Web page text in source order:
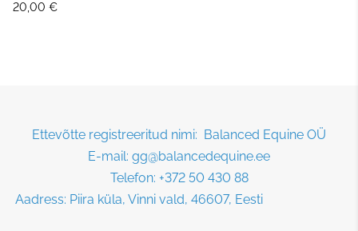
20,00 €
Ettevõtte registreeritud nimi: Balanced Equine OÜ
E-mail: gg@balancedequine.ee
Telefon: +372 50 430 88
Aadress: Piira küla, Vinni vald, 46607, Eesti